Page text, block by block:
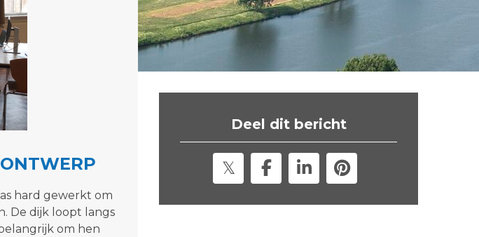
hard gewerkt om
De dijk loopt langs
om hen
Deel dit bericht